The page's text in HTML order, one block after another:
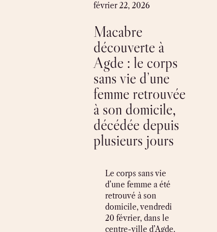
février 22, 2026
Macabre
découverte à
Agde : le corps
sans vie d’une
femme retrouvée
à son domicile,
décédée depuis
plusieurs jours
Le corps sans vie
d’une femme a été
retrouvé à son
domicile, vendredi
20 février, dans le
centre-ville d’Agde.